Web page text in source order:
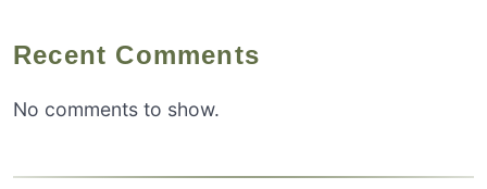
Recent Comments
No comments to show.